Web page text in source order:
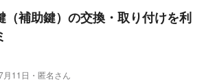
（補助鍵）の交換・取り付けを利
月11日・匿名さん